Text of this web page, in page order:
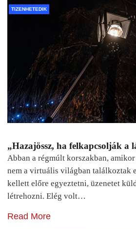
TIZENHETEDIK
„Hazajössz, ha felkapcsolják a
Abban a régmúlt korszakban,
nem a virtuális világban találkoztak
kellett előre egyeztetni, üzenetet
létrehozni. Elég volt…
Read More